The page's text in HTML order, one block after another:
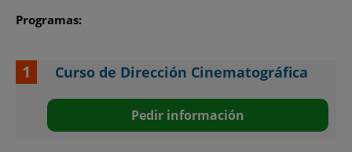
Programas:
Curso de Dirección Cinematográfica
Pedir información